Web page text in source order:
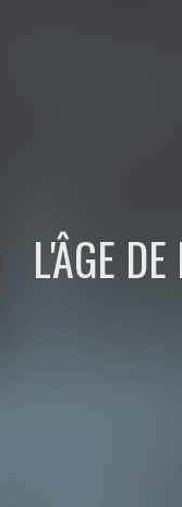
L'ÂGE